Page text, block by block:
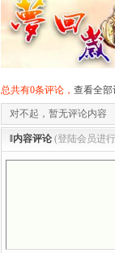
总共有0条评论， 查看全部
对不起，暂无评论内容
‖内容评论 (登陆会员进